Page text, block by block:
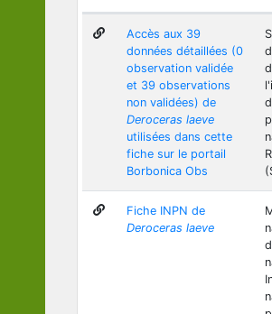
Accès aux 39
données détaillées (0
observation validée
et 39 observations
non validées) de
Deroceras laeve
utilisées dans cette
fiche sur le portail
Borbonica Obs
Fiche INPN de
Deroceras laeve